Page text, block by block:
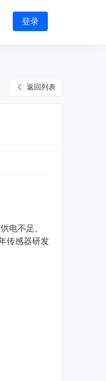
登录
返回列表
电不足、
传感器研发